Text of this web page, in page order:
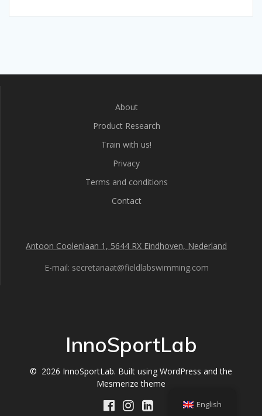
About
Product Research
Train with us!
Privacy
Terms and conditions
Contact
Antoon Coolenlaan 1, 5644 RX Eindhoven, Nederland
E-mail: secretariaat@fieldlabswimming.com
InnoSportLab
© 2026 InnoSportLab. Built using WordPress and the
Mesmerize theme
English